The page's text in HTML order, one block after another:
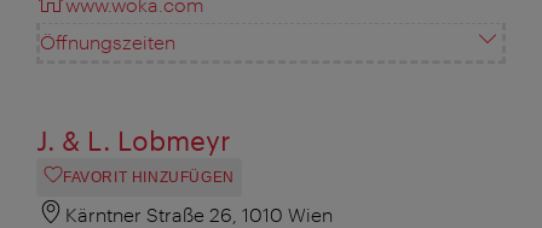
Öffnungszeiten
J. & L. Lobmeyr
FAVORIT HINZUFÜGEN
Kärntner Straße 26, 1010 Wien